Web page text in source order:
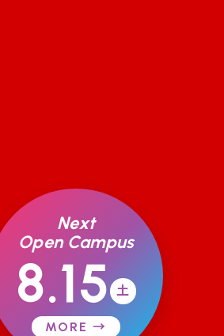
Next
Open Campus
8.15 土
MORE →